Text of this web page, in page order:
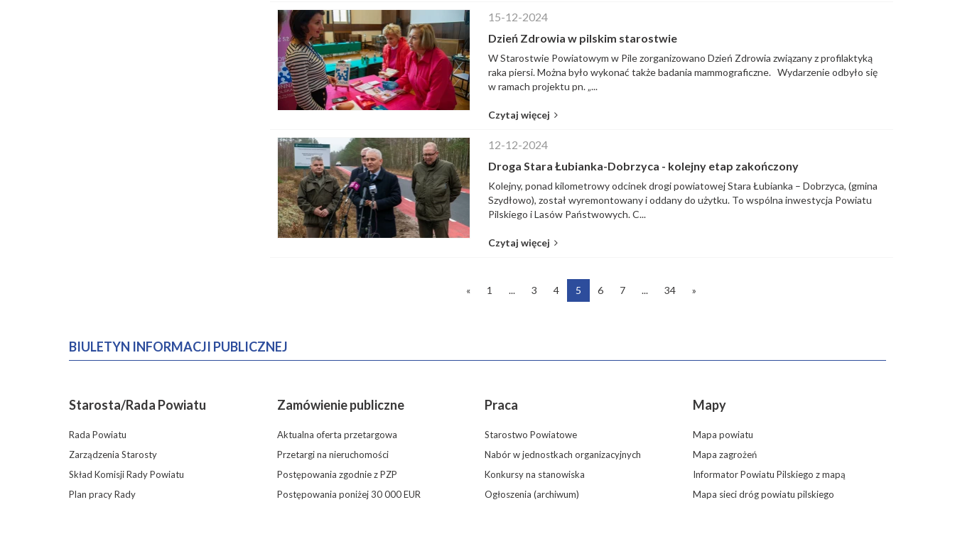
15-12-2024
Dzień Zdrowia w pilskim starostwie
W Starostwie Powiatowym w Pile zorganizowano Dzień Zdrowia związany z profilaktyką
raka piersi. Można było wykonać także badania mammograficzne. Wydarzenie odbyło się
w ramach projektu pn. „...
Czytaj więcej
12-12-2024
Droga Stara Łubianka-Dobrzyca - kolejny etap zakończony
Kolejny, ponad kilometrowy odcinek drogi powiatowej Stara Łubianka – Dobrzyca, (gmina
Szydłowo), został wyremontowany i oddany do użytku. To wspólna inwestycja Powiatu
Pilskiego i Lasów Państwowych. C...
Czytaj więcej
« 1 ... 3 4 5 6 7 ... 34 »
BIULETYN INFORMACJI PUBLICZNEJ
Starosta/Rada Powiatu
Rada Powiatu
Zarządzenia Starosty
Skład Komisji Rady Powiatu
Plan pracy Rady
Zamówienie publiczne
Aktualna oferta przetargowa
Przetargi na nieruchomości
Postępowania zgodnie z PZP
Postępowania poniżej 30 000 EUR
Praca
Starostwo Powiatowe
Nabór w jednostkach organizacyjnych
Konkursy na stanowiska
Ogłoszenia (archiwum)
Mapy
Mapa powiatu
Mapa zagrożeń
Informator Powiatu Pilskiego z mapą
Mapa sieci dróg powiatu pilskiego